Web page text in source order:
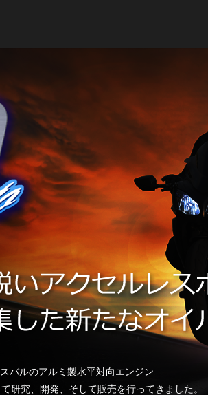
バルのアルミ製水平対向エンジン
研究、開発、そして販売を行ってきました。